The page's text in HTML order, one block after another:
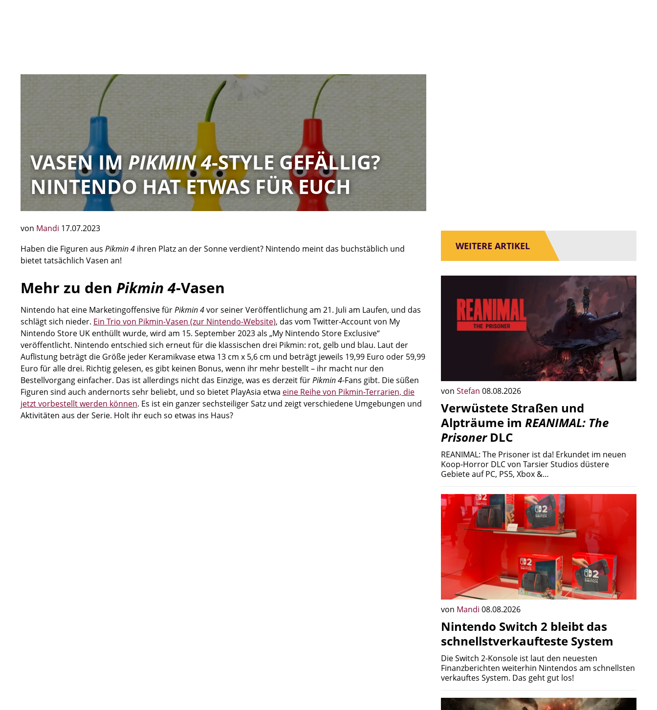
VASEN IMPIKMIN 4-STYLE GEFÄLLIG?
NINTENDO HAT ETWAS FÜR EUCH
von Mandi 17.07.2023
Haben die Figuren aus Pikmin 4 ihren Platz an der Sonne verdient? Nintendo meint das buchstäblich und
bietet tatsächlich Vasen an!
Mehr zu den Pikmin 4-Vasen
Nintendo hat eine Marketingoffensive fürPikmin 4vor seiner Veröffentlichung am 21. Juli am Laufen, und das
schlägt sich nieder. Ein Trio von Pikmin-Vasen (zur Nintendo-Website), das vom Twitter-Account von My
Nintendo Store UK enthüllt wurde, wird am 15. September 2023 als „My Nintendo Store Exclusive“
veröffentlicht. Nintendo entschied sich erneut für die klassischen drei Pikmin: rot, gelb und blau. Laut der
Auflistung beträgt die Größe jeder Keramikvase etwa 13 cm x 5,6 cm und beträgt jeweils 19,99 Euro oder 59,99
Euro für alle drei. Richtig gelesen, es gibt keinen Bonus, wenn ihr mehr bestellt – ihr macht nur den
Bestellvorgang einfacher. Das ist allerdings nicht das Einzige, was es derzeit fürPikmin 4-Fans gibt. Die süßen
Figuren sind auch andernorts sehr beliebt, und so bietet PlayAsia etwa eine Reihe von Pikmin-Terrarien, die
jetzt vorbestellt werden können. Es ist ein ganzer sechsteiliger Satz und zeigt verschiedene Umgebungen und
Aktivitäten aus der Serie. Holt ihr euch so etwas ins Haus?
WEITERE ARTIKEL
von Stefan 08.08.2026
Verwüstete Straßen und
Alpträume im REANIMAL: The
PrisonerDLC
REANIMAL: The Prisoner ist da! Erkundet im neuen
Koop-Horror DLC von Tarsier Studios düstere
Gebiete auf PC, PS5, Xbox &…
von Mandi 08.08.2026
Nintendo Switch 2 bleibt das
schnellstverkaufteste System
Die Switch 2-Konsole ist laut den neuesten
Finanzberichten weiterhin Nintendos am schnellsten
verkauftes System. Das geht gut los!